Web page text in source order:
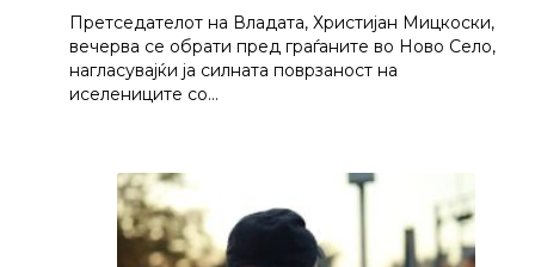
Претседателот на Владата, Христијан Мицкоски,
вечерва се обрати пред граѓаните во Ново Село,
нагласувајќи ја силната поврзаност на
иселениците со…